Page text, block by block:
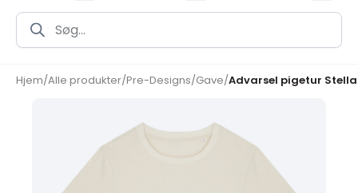
Products
search
Hjem/Alle produkter/Pre-Designs/Gave/Advarsel pigetur Stella